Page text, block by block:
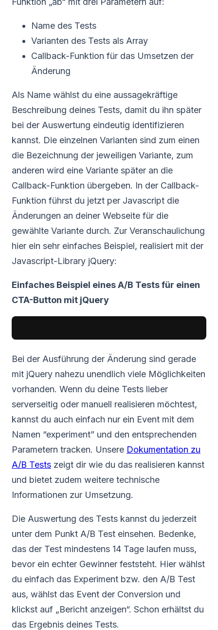
Name des Tests
Varianten des Tests als Array
Callback-Funktion für das Umsetzen der
Änderung
Als Name wählst du eine aussagekräftige
Beschreibung deines Tests, damit du ihn später
bei der Auswertung eindeutig identifizieren
kannst. Die einzelnen Varianten sind zum einen
die Bezeichnung der jeweiligen Variante, zum
anderen wird eine Variante später an die
Callback-Funktion übergeben. In der Callback-
Funktion führst du jetzt per Javascript die
Änderungen an deiner Webseite für die
gewählte Variante durch. Zur Veranschaulichung
hier ein sehr einfaches Beispiel, realisiert mit der
Javascript-Library jQuery:
Einfaches Beispiel eines A/B Tests für einen
CTA-Button mit jQuery
Bei der Ausführung der Änderung sind gerade
mit jQuery nahezu unendlich viele Möglichkeiten
vorhanden. Wenn du deine Tests lieber
serverseitig oder manuell realisieren möchtest,
kannst du auch einfach nur ein Event mit dem
Namen “experiment” und den entsprechenden
Parametern tracken. Unsere Dokumentation zu
A/B Tests zeigt dir wie du das realisieren kannst
und bietet zudem weitere technische
Informationen zur Umsetzung.
Die Auswertung des Tests kannst du jederzeit
unter dem Punkt A/B Test einsehen. Bedenke,
das der Test mindestens 14 Tage laufen muss,
bevor ein echter Gewinner feststeht. Hier wählst
du einfach das Experiment bzw. den A/B Test
aus, wählst das Event der Conversion und
klickst auf „Bericht anzeigen“. Schon erhältst du
das Ergebnis deines Tests.